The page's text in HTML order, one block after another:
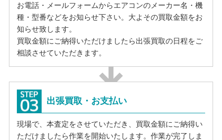
お電話・メールフォームからエアコンのメーカー名・機
種・型番などをお知らせ下さい。大よその買取金額をお
知らせ致します。
買取金額にご納得いただけましたら出張買取の日程をご
相談させていただきます。
出張買取・お支払い
現場で、本査定をさせていただき、買取金額にご納得い
ただけましたら作業を開始いたします。作業が完了しま